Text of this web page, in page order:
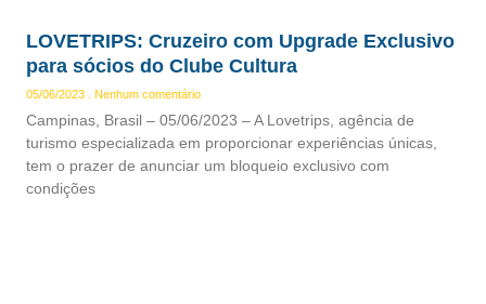
LOVETRIPS: Cruzeiro com Upgrade Exclusivo
para sócios do Clube Cultura
05/06/2023 Nenhum comentário
Campinas, Brasil – 05/06/2023 – A Lovetrips, agência de
turismo especializada em proporcionar experiências únicas,
tem o prazer de anunciar um bloqueio exclusivo com
condições